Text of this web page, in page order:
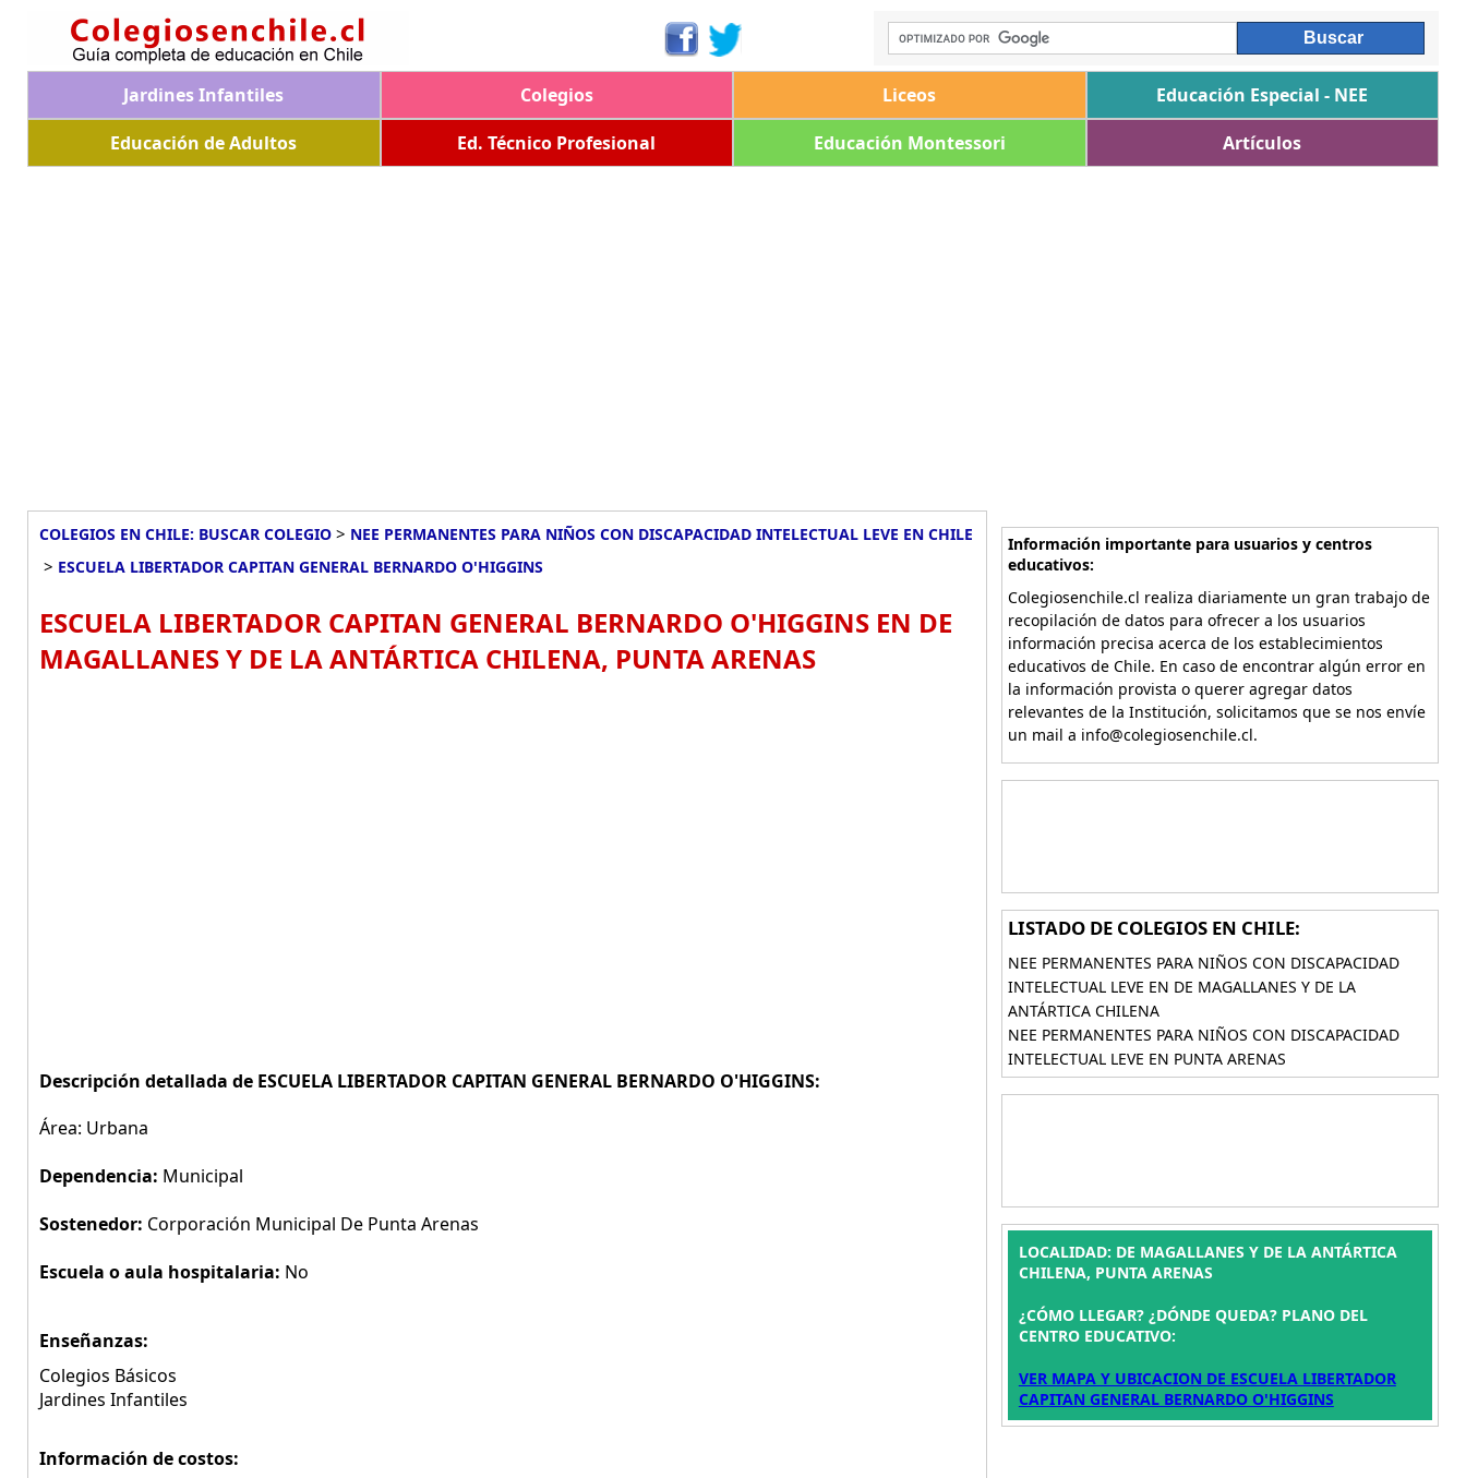
Jardines Infantiles Colegios Liceos
Educación Especial - NEE
Educación de Adultos
Ed. Técnico Profesional Educación Montessori Artículos
COLEGIOS EN CHILE: BUSCAR COLEGIO > NEE PERMANENTES PARA NIÑOS CON DISCAPACIDAD INTELECTUAL LEVE EN CHILE
> ESCUELA LIBERTADOR CAPITAN GENERAL BERNARDO O'HIGGINS
ESCUELA LIBERTADOR CAPITAN GENERAL BERNARDO O'HIGGINS EN DE
MAGALLANES Y DE LA ANTÁRTICA CHILENA, PUNTA ARENAS
Descripción detallada de ESCUELA LIBERTADOR CAPITAN GENERAL BERNARDO O'HIGGINS:
Área: Urbana
Dependencia: Municipal
Sostenedor: Corporación Municipal De Punta Arenas
Escuela o aula hospitalaria: No
Enseñanzas:
Colegios Básicos
Jardines Infantiles
Información de costos:
Información importante para usuarios y centros
educativos:
Colegiosenchile.cl realiza diariamente un gran trabajo de
recopilación de datos para ofrecer a los usuarios
información precisa acerca de los establecimientos
educativos de Chile. En caso de encontrar algún error en
la información provista o querer agregar datos
relevantes de la Institución, solicitamos que se nos envíe
un mail a info@colegiosenchile.cl.
LISTADO DE COLEGIOS EN CHILE:
NEE PERMANENTES PARA NIÑOS CON DISCAPACIDAD
INTELECTUAL LEVE EN DE MAGALLANES Y DE LA
ANTÁRTICA CHILENA
NEE PERMANENTES PARA NIÑOS CON DISCAPACIDAD
INTELECTUAL LEVE EN PUNTA ARENAS
LOCALIDAD: DE MAGALLANES Y DE LA ANTÁRTICA
CHILENA, PUNTA ARENAS
¿CÓMO LLEGAR? ¿DÓNDE QUEDA? PLANO DEL
CENTRO EDUCATIVO:
VER MAPA Y UBICACION DE ESCUELA LIBERTADOR
CAPITAN GENERAL BERNARDO O'HIGGINS